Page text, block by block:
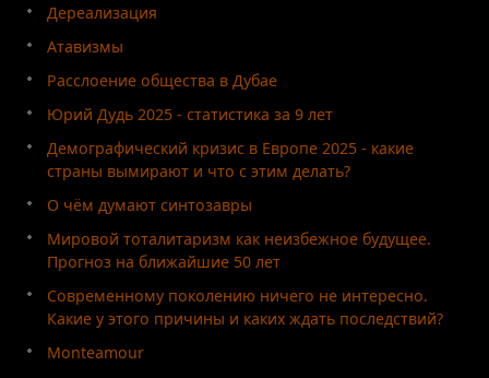
Дереализация
Атавизмы
Расслоение общества в Дубае
Юрий Дудь 2025 - статистика за 9 лет
Демографический кризис в Европе 2025 - какие
страны вымирают и что с этим делать?
О чём думают синтозавры
Мировой тоталитаризм как неизбежное будущее.
Прогноз на ближайшие 50 лет
Современному поколению ничего не интересно.
Какие у этого причины и каких ждать последствий?
Monteamour